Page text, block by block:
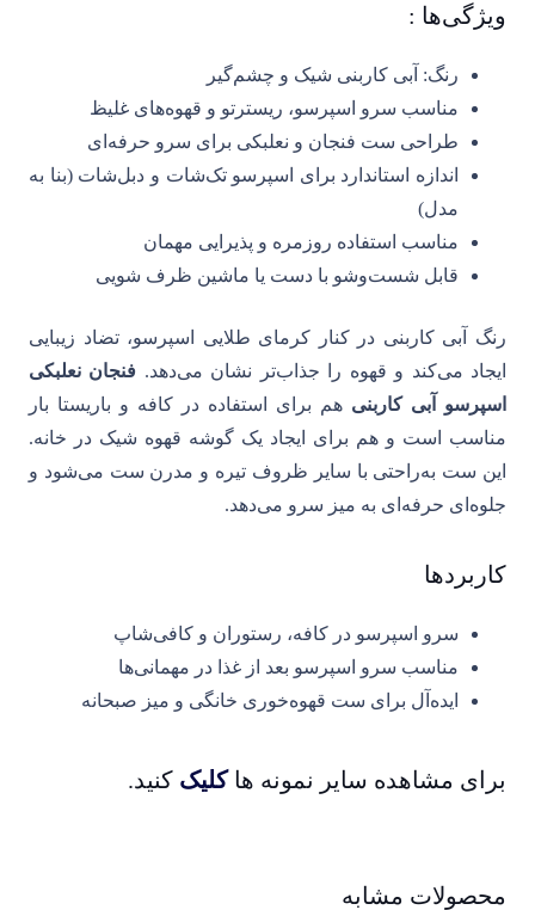
ویژگی‌ها :
رنگ: آبی کاربنی شیک و چشم‌گیر
مناسب سرو اسپرسو، ریسترتو و قهوه‌های غلیظ
طراحی ست فنجان و نعلبکی برای سرو حرفه‌ای
اندازه استاندارد برای اسپرسو تک‌شات و دبل‌شات (بنا به
مدل)
مناسب استفاده روزمره و پذیرایی مهمان
قابل شست‌وشو با دست یا ماشین ظرف‌ شویی
رنگ آبی کاربنی در کنار کرمای طلایی اسپرسو، تضاد زیبایی
ایجاد می‌کند و قهوه را جذاب‌تر نشان می‌دهد. فنجان نعلبکی
اسپرسو آبی کاربنی هم برای استفاده در کافه و باریستا بار
مناسب است و هم برای ایجاد یک گوشه قهوه شیک در خانه.
این ست به‌راحتی با سایر ظروف تیره و مدرن ست می‌شود و
جلوه‌ای حرفه‌ای به میز سرو می‌دهد.
کاربردها
سرو اسپرسو در کافه، رستوران و کافی‌شاپ
مناسب سرو اسپرسو بعد از غذا در مهمانی‌ها
ایده‌آل برای ست قهوه‌خوری خانگی و میز صبحانه
برای مشاهده سایر نمونه هاکلیک کنید.
محصولات مشابه